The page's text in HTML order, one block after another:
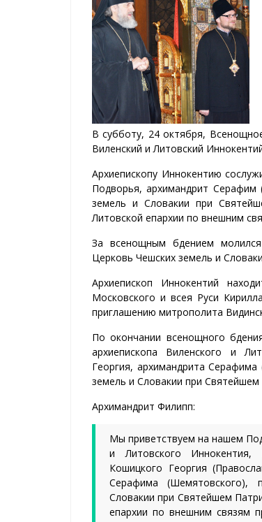
В субботу, 24 октября,
Виленский и Литовский
Архиепископу Иннокентию
Подворья, архимандрит
земель и Словакии при
Литовской епархии по внешним
За всенощным бдением молился
Церковь Чешских земель и
Архиепископ Иннокентий
Московского и всея Руси
приглашению митрополита
По окончании всенощного
архиепископа Виленского и
Георгия, архимандрита
земель и Словакии при
Архимандрит Филипп:
Мы приветствуем на нашем
и Литовского Иннокентия,
Кошицкого Георгия
Серафима (Шемятовского),
Словакии при Святейшем
епархии по внешним связям